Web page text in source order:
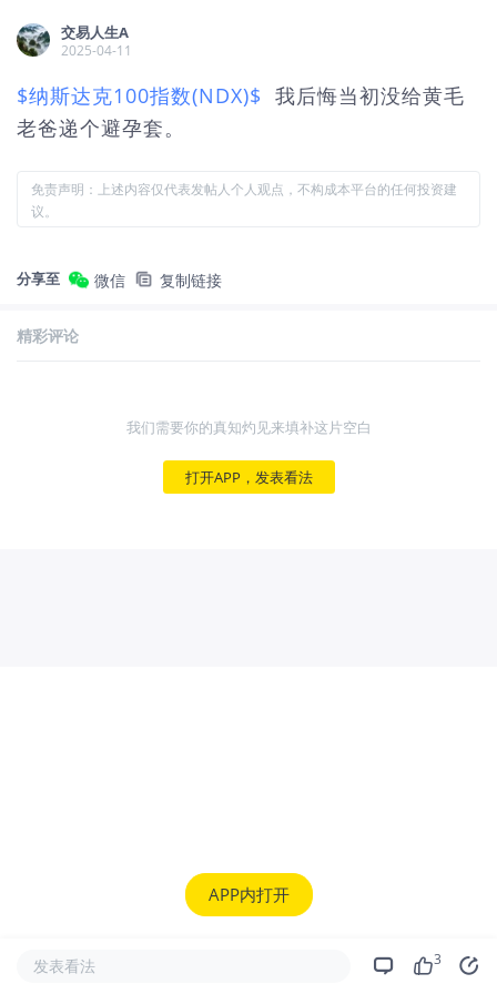
交易人生A
2025-04-11
$纳斯达克100指数(NDX)$ 我后悔当初没给黄毛
老爸递个避孕套。
免责声明：上述内容仅代表发帖人个人观点，不构成本平台的任何投资建
议。
分享至 微信 复制链接
精彩评论
我们需要你的真知灼见来填补这片空白
打开APP，发表看法
APP内打开
发表看法 3